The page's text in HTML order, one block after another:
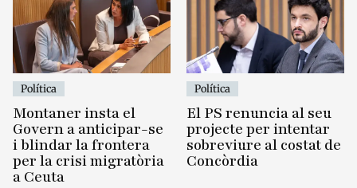
Política
Montaner insta el
Govern a anticipar-se
i blindar la frontera
per la crisi migratòria
a Ceuta
Política
El PS renuncia al seu
projecte per intentar
sobreviure al costat de
Concòrdia